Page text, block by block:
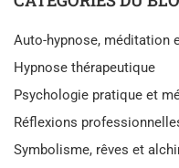
Auto-hypnose, méditation
Hypnose thérapeutique
Psychologie pratique et
Réflexions
Symbolisme, rêves et